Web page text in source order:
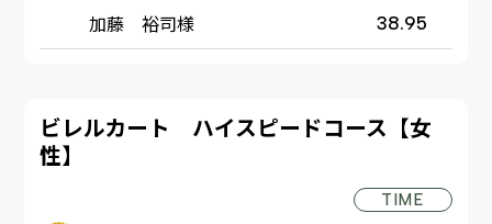
加藤 裕司様 38.95
ビレルカート ハイスピードコース【女
性】
TIME